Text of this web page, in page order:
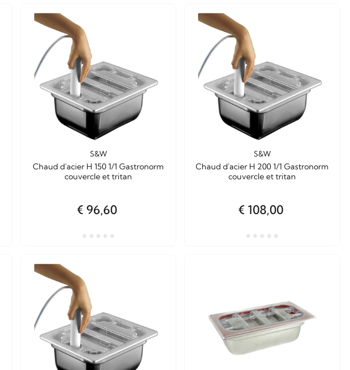
S&W
Chaud d'acier H 150 1/1 Gastronorm
couvercle et tritan
€ 96,60
S&W
Chaud d'acier H 200 1/1 Gastronorm
couvercle et tritan
€ 108,00